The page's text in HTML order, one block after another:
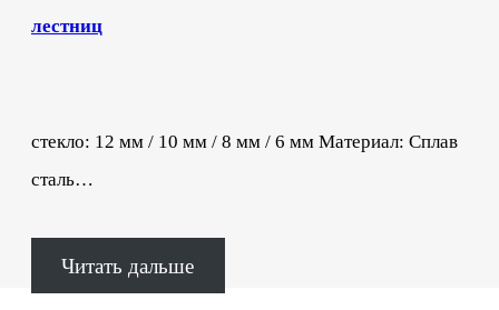
лестниц
стекло: 12 мм / 10 мм / 8 мм / 6 мм Материал: Сплав
сталь…
Читать дальше